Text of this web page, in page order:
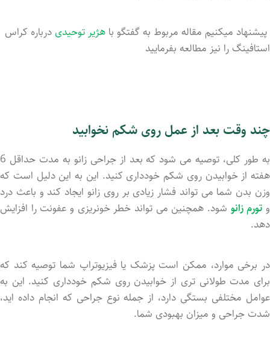
پیشنهاد میکنیم مقاله مربوط به گفتگو با هژیر توحیدی درباره کراس
استافینگ را نیز مطالعه بفرمایید
چند وقت بعد از عمل روی شکم نخوابید
به طور کلی، توصیه می شود که بعد از جراحی زانو به مدت حداقل 6
هفته از خوابیدن روی شکم خودداری کنید. این به این دلیل است که
وزن بدن شما می تواند فشار زیادی بر روی زانو ایجاد کند و باعث درد
و تورم زانو شود. همچنین می تواند خطر خونریزی و عفونت را افزایش
دهد.
در برخی موارد، ممکن است پزشک یا فیزیوتراپ شما توصیه کند که
برای مدت طولانی تری از خوابیدن روی شکم خودداری کنید. این به
عوامل مختلفی بستگی دارد، از جمله نوع جراحی که انجام داده اید،
شدت جراحی و میزان بهبودی شما.